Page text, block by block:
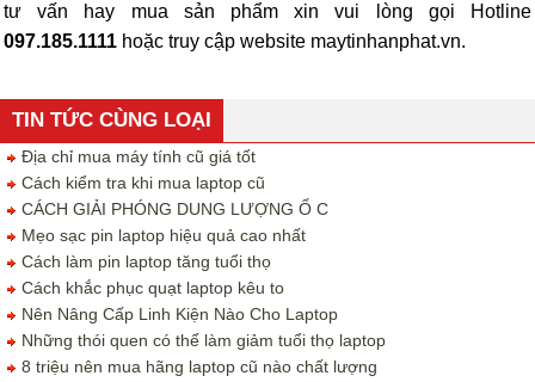
tư vấn hay mua sản phẩm xin vui lòng gọi Hotline
097.185.1111 hoặc truy cập website maytinhanphat.vn.
TIN TỨC CÙNG LOẠI
Địa chỉ mua máy tính cũ giá tốt
Cách kiểm tra khi mua laptop cũ
CÁCH GIẢI PHÓNG DUNG LƯỢNG Ổ C
Mẹo sạc pin laptop hiệu quả cao nhất
Cách làm pin laptop tăng tuổi thọ
Cách khắc phục quạt laptop kêu to
Nên Nâng Cấp Linh Kiện Nào Cho Laptop
Những thói quen có thể làm giảm tuổi thọ laptop
8 triệu nên mua hãng laptop cũ nào chất lượng